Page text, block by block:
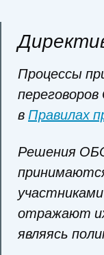
Процессы
вПравилах
Решения
отражают
являясь